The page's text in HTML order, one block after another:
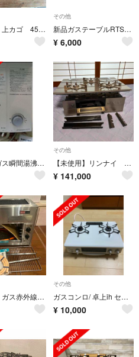
リンナイ 上カゴ 45センチ 食器洗い機
その他
新品ガステーブルRTS-1NDC、一口コンロLPG用
¥ 6,000
リンナイガス瞬間湯沸かし器 都市ガス用
その他
【未使用】リンナイ デリシア RB71AW30E16RSTW 3口バーナー
¥ 141,000
リンナイ ガス赤外線グリラー 都市ガス ペットミニ
その他
ガスコンロ/ 卓上ih セット
¥ 10,000